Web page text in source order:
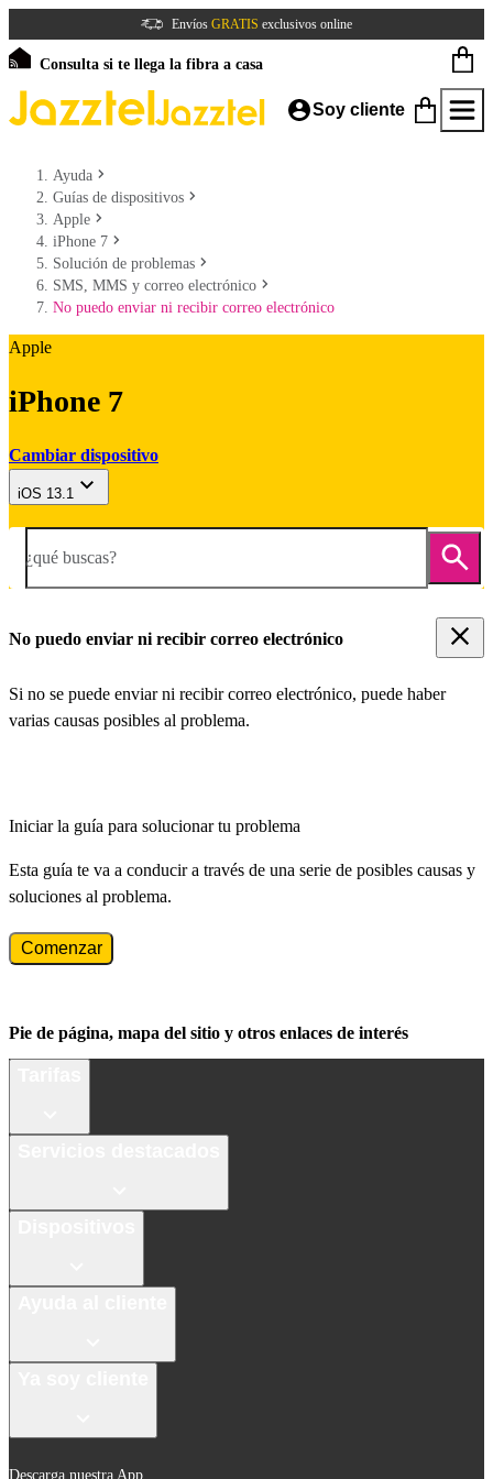
Envíos GRATIS exclusivos online
Consulta si te llega la fibra a casa
Soy cliente
Ayuda
Guías de dispositivos
Apple
iPhone 7
Solución de problemas
SMS, MMS y correo electrónico
No puedo enviar ni recibir correo electrónico
Apple
iPhone 7
Cambiar dispositivo
iOS 13.1
¿qué buscas?
No puedo enviar ni recibir correo electrónico
Si no se puede enviar ni recibir correo electrónico, puede haber
varias causas posibles al problema.
Iniciar la guía para solucionar tu problema
Esta guía te va a conducir a través de una serie de posibles causas y
soluciones al problema.
Comenzar
Pie de página, mapa del sitio y otros enlaces de interés
Descarga nuestra App